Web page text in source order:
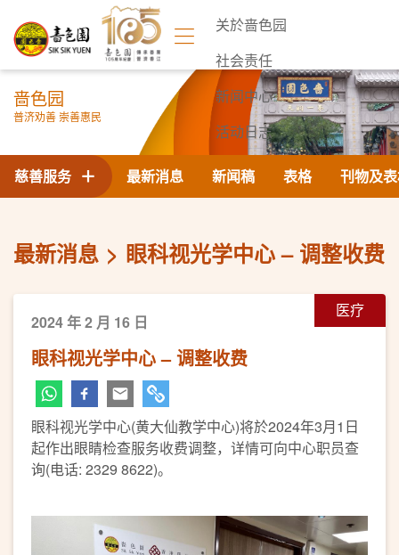
关於啬色园
社会责任
新闻中心
活动日志
联络我们
啬色园
普济劝善 崇善惠民
最新消息 新闻稿 表格 刊物及
慈善服务
最新消息 眼科视光学中心 – 调整收费
医疗
2024 年 2 月 16 日
眼科视光学中心 – 调整收费
眼科视光学中心(黄大仙教学中心)将於2024年3月1日
起作出眼睛检查服务收费调整，详情可向中心职员查
询(电话: 2329 8622)。